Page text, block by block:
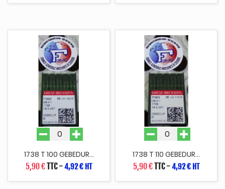
1738 T 100 GEBEDUR...
5,90 €TTC-4,92 € HT
1738 T 110 GEBEDUR...
5,90 €TTC-4,92 € HT